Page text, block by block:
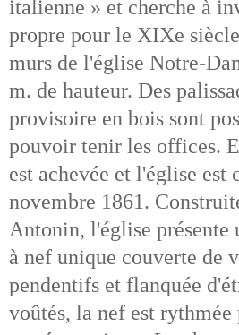
italienne » et cherche à
propre pour le XIXe
murs de l'église Notre-
m. de hauteur. Des
provisoire en bois sont
pouvoir tenir les offices.
est achevée et l'église est
novembre 1861.
Antonin, l'église présente
à nef unique couverte de
pendentifs et flanquée
voûtés, la nef est